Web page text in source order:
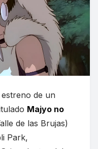
de un
Majyo no
de las Brujas)
Park,